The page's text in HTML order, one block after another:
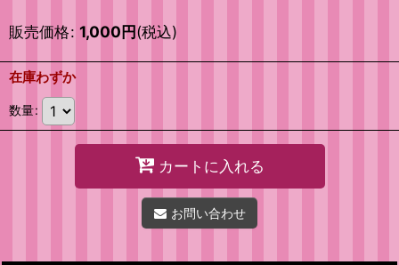
販売価格: 1,000円(税込)
在庫わずか
数量:
カートに入れる
お問い合わせ